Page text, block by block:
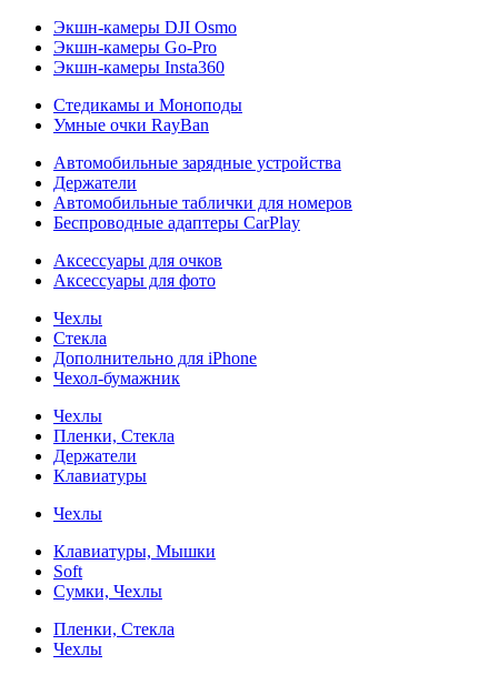
Экшн-камеры DJI Osmo
Экшн-камеры Go-Pro
Экшн-камеры Insta360
Стедикамы и Моноподы
Умные очки RayBan
Автомобильные зарядные устройства
Держатели
Автомобильные таблички для номеров
Беспроводные адаптеры CarPlay
Аксессуары для очков
Аксессуары для фото
Чехлы
Стекла
Дополнительно для iPhone
Чехол-бумажник
Чехлы
Пленки, Стекла
Держатели
Клавиатуры
Чехлы
Клавиатуры, Мышки
Soft
Сумки, Чехлы
Пленки, Стекла
Чехлы